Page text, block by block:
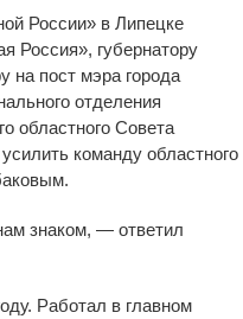
России» в Липецке
Россия», губернатору
на пост мэра города
отделения
областного Совета
команду областного
знаком, — ответил
Работал в главном